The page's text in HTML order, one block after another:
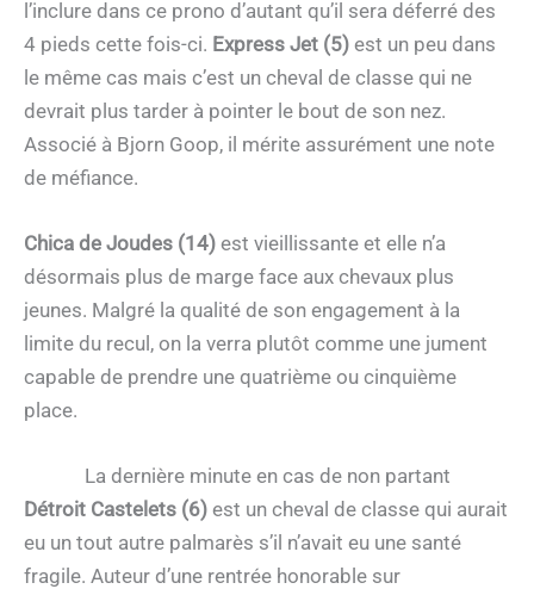
l’inclure dans ce prono d’autant qu’il sera déferré des
4 pieds cette fois-ci. Express Jet (5) est un peu dans
le même cas mais c’est un cheval de classe qui ne
devrait plus tarder à pointer le bout de son nez.
Associé à Bjorn Goop, il mérite assurément une note
de méfiance.
Chica de Joudes (14) est vieillissante et elle n’a
désormais plus de marge face aux chevaux plus
jeunes. Malgré la qualité de son engagement à la
limite du recul, on la verra plutôt comme une jument
capable de prendre une quatrième ou cinquième
place.
La dernière minute en cas de non partant
Détroit Castelets (6) est un cheval de classe qui aurait
eu un tout autre palmarès s’il n’avait eu une santé
fragile. Auteur d’une rentrée honorable sur